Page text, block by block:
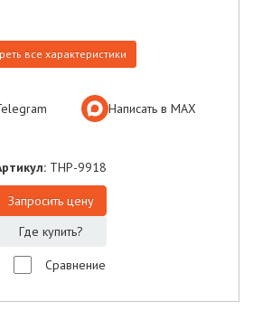
все характеристики
Написать в МАХ
THP-9918
Запросить цену
Где купить?
Сравнение